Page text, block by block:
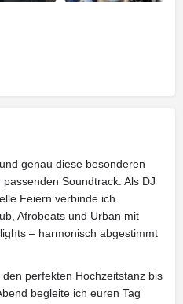
genau diese besonderen
Soundtrack. Als DJ
Feiern verbinde ich
Afrobeats und Urban mit
– harmonisch abgestimmt
perfekten Hochzeitstanz bis
begleite ich euren Tag